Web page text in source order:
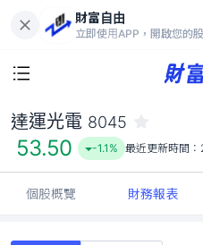
財富自由
立即使用APP，開啟您的
53.50
-
達運光電 8045
53.50 -1.1% 最近更新時間：
個股概覽 財務報表